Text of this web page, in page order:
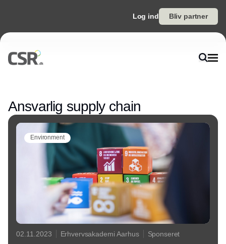
Log ind Bliv partner
Ansvarlig supply chain
Environment
02.11.2023 Erhvervsakademi Aarhus Sponseret